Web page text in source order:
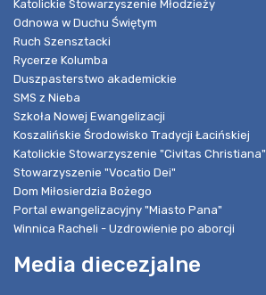
Katolickie Stowarzyszenie Młodzieży
Odnowa w Duchu Świętym
Ruch Szensztacki
Rycerze Kolumba
Duszpasterstwo akademickie
SMS z Nieba
Szkoła Nowej Ewangelizacji
Koszalińskie Środowisko Tradycji Łacińskiej
Katolickie Stowarzyszenie "Civitas Christiana"
Stowarzyszenie "Vocatio Dei"
Dom Miłosierdzia Bożego
Portal ewangelizacyjny "Miasto Pana"
Winnica Racheli - Uzdrowienie po aborcji
Media diecezjalne